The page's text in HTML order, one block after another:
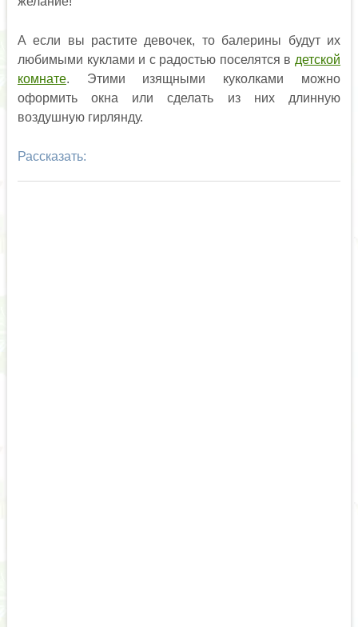
А если вы растите девочек, то балерины будут их
любимыми куклами и с радостью поселятся в детской
комнате. Этими изящными куколками можно
оформить окна или сделать из них длинную
воздушную гирлянду.
Рассказать: